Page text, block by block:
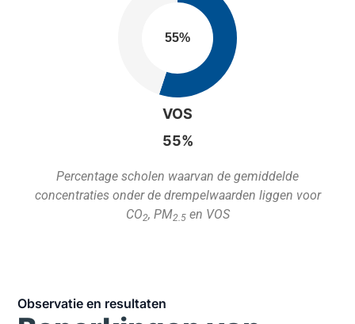
VOS
55%
Percentage scholen waarvan de gemiddelde
concentraties onder de drempelwaarden liggen voor
CO2, PM2.5en VOS
Observatie en resultaten